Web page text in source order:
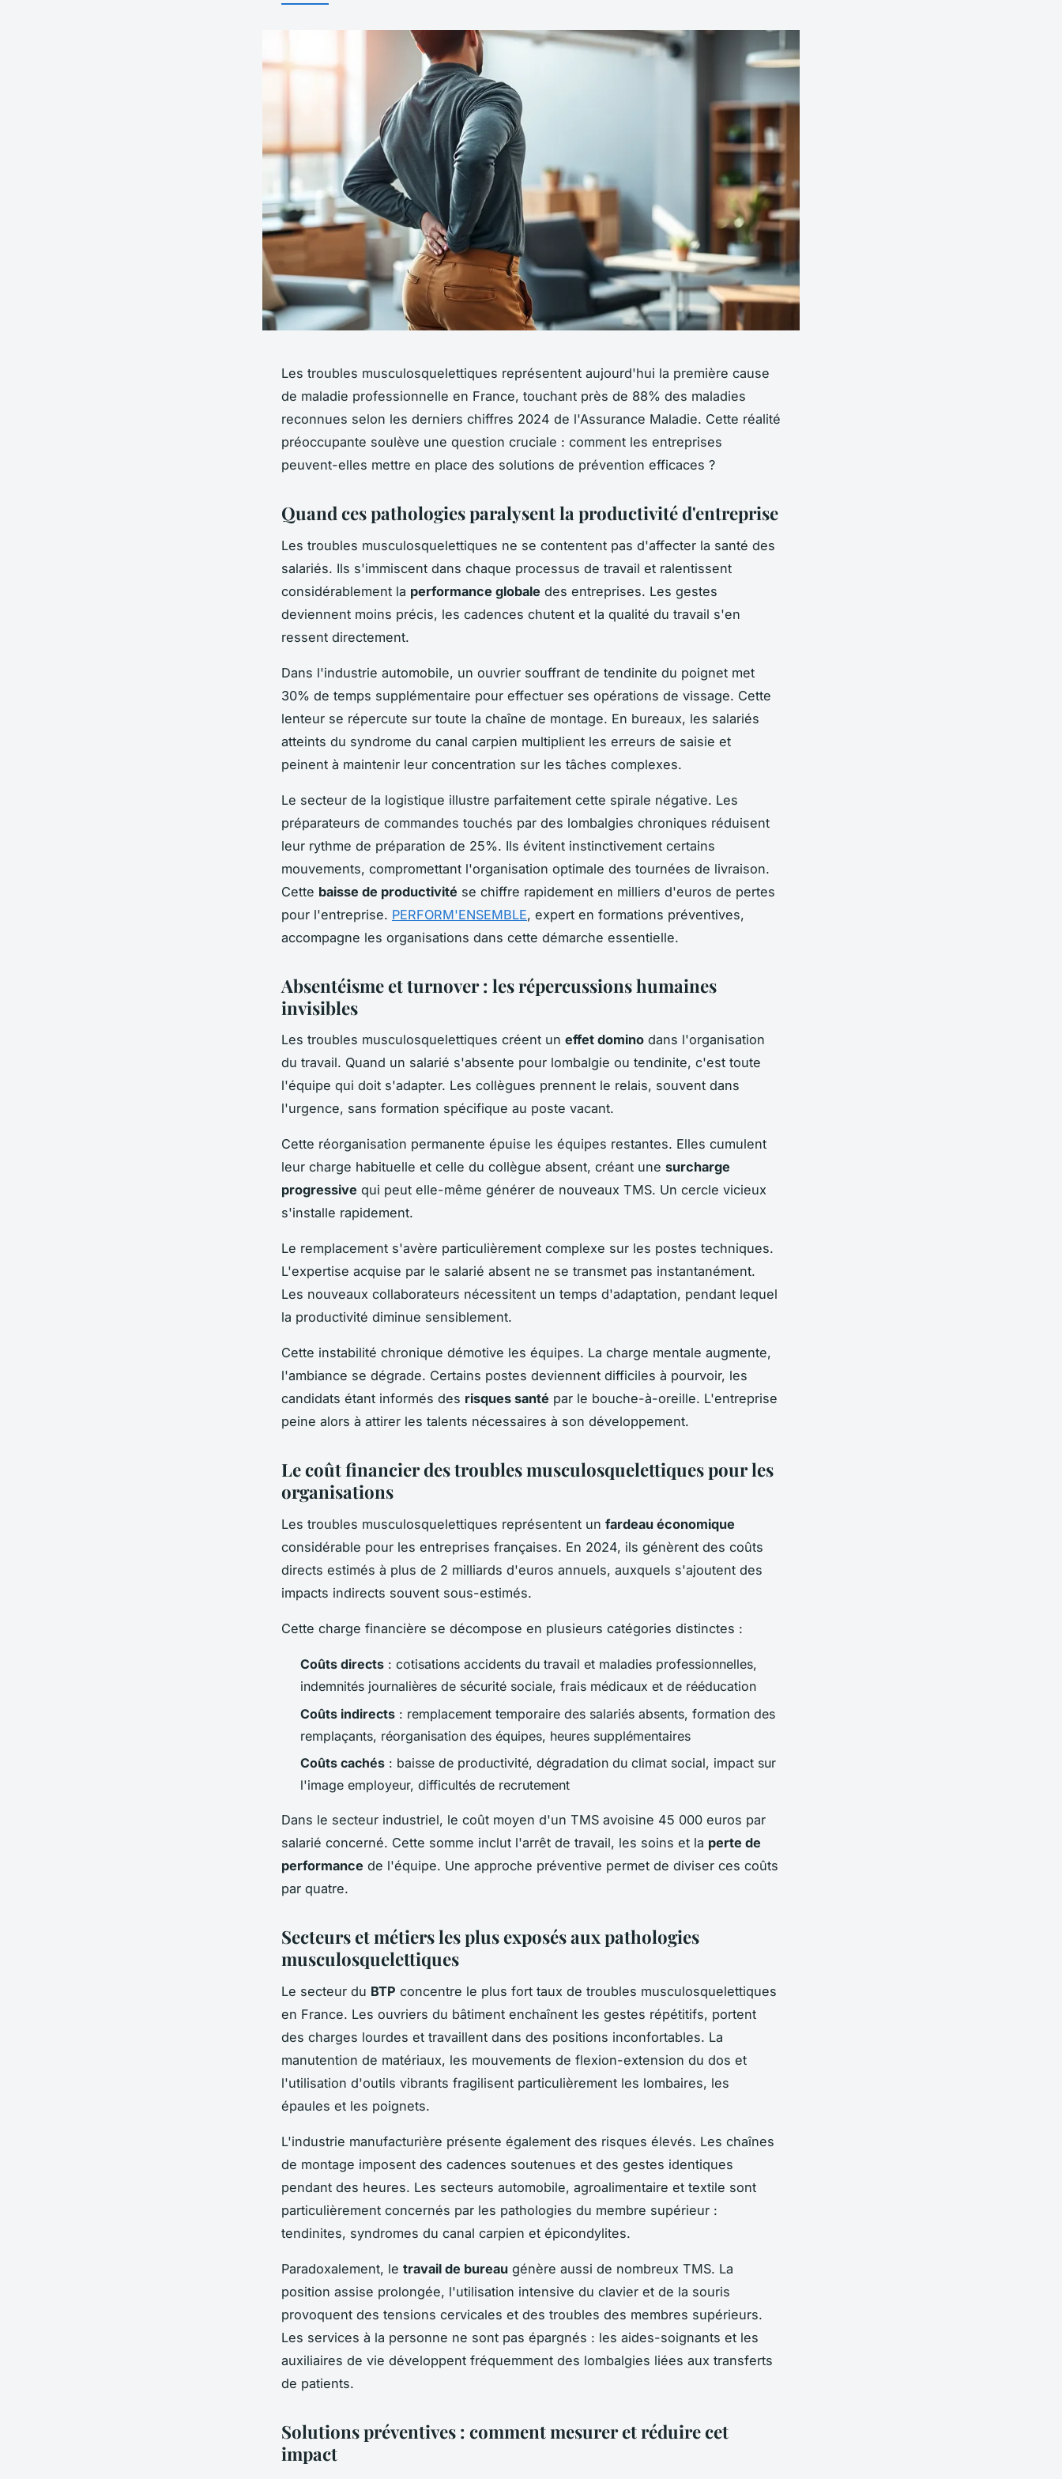
Les troubles musculosquelettiques représentent aujourd'hui la première cause
de maladie professionnelle en France, touchant près de 88% des maladies
reconnues selon les derniers chiffres 2024 de l'Assurance Maladie. Cette réalité
préoccupante soulève une question cruciale : comment les entreprises
peuvent-elles mettre en place des solutions de prévention efficaces ?
Quand ces pathologies paralysent la productivité d'entreprise
Les troubles musculosquelettiques ne se contentent pas d'affecter la santé des
salariés. Ils s'immiscent dans chaque processus de travail et ralentissent
considérablement la performance globale des entreprises. Les gestes
deviennent moins précis, les cadences chutent et la qualité du travail s'en
ressent directement.
Dans l'industrie automobile, un ouvrier souffrant de tendinite du poignet met
30% de temps supplémentaire pour effectuer ses opérations de vissage. Cette
lenteur se répercute sur toute la chaîne de montage. En bureaux, les salariés
atteints du syndrome du canal carpien multiplient les erreurs de saisie et
peinent à maintenir leur concentration sur les tâches complexes.
Le secteur de la logistique illustre parfaitement cette spirale négative. Les
préparateurs de commandes touchés par des lombalgies chroniques réduisent
leur rythme de préparation de 25%. Ils évitent instinctivement certains
mouvements, compromettant l'organisation optimale des tournées de livraison.
Cette baisse de productivité se chiffre rapidement en milliers d'euros de pertes
pour l'entreprise. PERFORM'ENSEMBLE, expert en formations préventives,
accompagne les organisations dans cette démarche essentielle.
Absentéisme et turnover : les répercussions humaines
invisibles
Les troubles musculosquelettiques créent un effet domino dans l'organisation
du travail. Quand un salarié s'absente pour lombalgie ou tendinite, c'est toute
l'équipe qui doit s'adapter. Les collègues prennent le relais, souvent dans
l'urgence, sans formation spécifique au poste vacant.
Cette réorganisation permanente épuise les équipes restantes. Elles cumulent
leur charge habituelle et celle du collègue absent, créant une surcharge
progressive qui peut elle-même générer de nouveaux TMS. Un cercle vicieux
s'installe rapidement.
Le remplacement s'avère particulièrement complexe sur les postes techniques.
L'expertise acquise par le salarié absent ne se transmet pas instantanément.
Les nouveaux collaborateurs nécessitent un temps d'adaptation, pendant lequel
la productivité diminue sensiblement.
Cette instabilité chronique démotive les équipes. La charge mentale augmente,
l'ambiance se dégrade. Certains postes deviennent difficiles à pourvoir, les
candidats étant informés des risques santé par le bouche-à-oreille. L'entreprise
peine alors à attirer les talents nécessaires à son développement.
Le coût financier des troubles musculosquelettiques pour les
organisations
Les troubles musculosquelettiques représentent un fardeau économique
considérable pour les entreprises françaises. En 2024, ils génèrent des coûts
directs estimés à plus de 2 milliards d'euros annuels, auxquels s'ajoutent des
impacts indirects souvent sous-estimés.
Cette charge financière se décompose en plusieurs catégories distinctes :
Coûts directs : cotisations accidents du travail et maladies professionnelles,
indemnités journalières de sécurité sociale, frais médicaux et de rééducation
Coûts indirects : remplacement temporaire des salariés absents, formation des
remplaçants, réorganisation des équipes, heures supplémentaires
Coûts cachés : baisse de productivité, dégradation du climat social, impact sur
l'image employeur, difficultés de recrutement
Dans le secteur industriel, le coût moyen d'un TMS avoisine 45 000 euros par
salarié concerné. Cette somme inclut l'arrêt de travail, les soins et la perte de
performance de l'équipe. Une approche préventive permet de diviser ces coûts
par quatre.
Secteurs et métiers les plus exposés aux pathologies
musculosquelettiques
Le secteur du BTP concentre le plus fort taux de troubles musculosquelettiques
en France. Les ouvriers du bâtiment enchaînent les gestes répétitifs, portent
des charges lourdes et travaillent dans des positions inconfortables. La
manutention de matériaux, les mouvements de flexion-extension du dos et
l'utilisation d'outils vibrants fragilisent particulièrement les lombaires, les
épaules et les poignets.
L'industrie manufacturière présente également des risques élevés. Les chaînes
de montage imposent des cadences soutenues et des gestes identiques
pendant des heures. Les secteurs automobile, agroalimentaire et textile sont
particulièrement concernés par les pathologies du membre supérieur :
tendinites, syndromes du canal carpien et épicondylites.
Paradoxalement, le travail de bureau génère aussi de nombreux TMS. La
position assise prolongée, l'utilisation intensive du clavier et de la souris
provoquent des tensions cervicales et des troubles des membres supérieurs.
Les services à la personne ne sont pas épargnés : les aides-soignants et les
auxiliaires de vie développent fréquemment des lombalgies liées aux transferts
de patients.
Solutions préventives : comment mesurer et réduire cet
impact